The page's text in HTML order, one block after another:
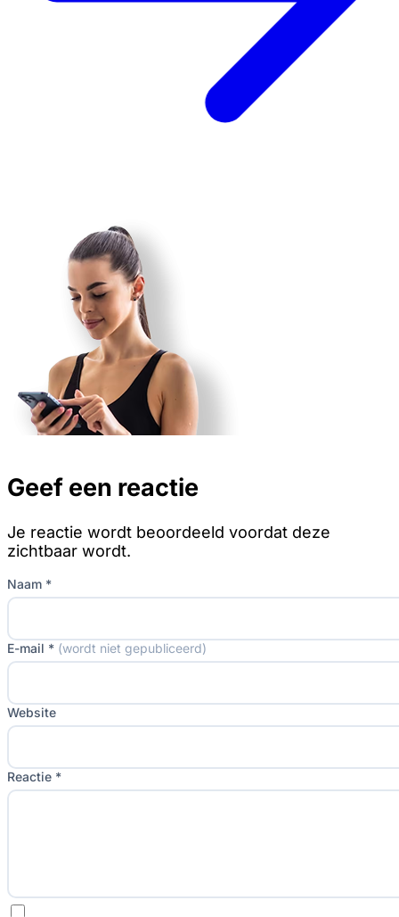
Geef een reactie
Je reactie wordt beoordeeld voordat deze
zichtbaar wordt.
Naam *
E-mail * (wordt niet gepubliceerd)
Website
Reactie *